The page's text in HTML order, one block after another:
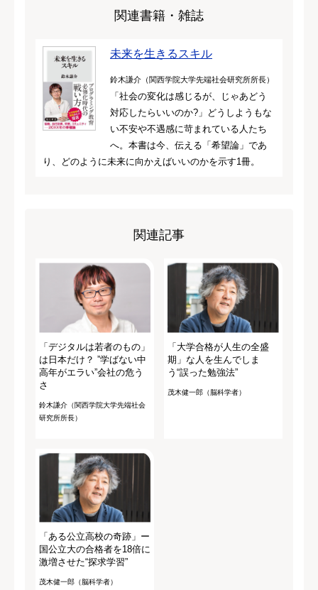
関連書籍・雑誌
未来を生きるスキル
鈴木謙介（関西学院大学先端社会研究所所長）
「社会の変化は感じるが、じゃあどう
対応したらいいのか?」どうしようもな
い不安や不遇感に苛まれている人たち
へ。本書は今、伝える「希望論」であ
り、どのように未来に向かえばいいのかを示す1冊。
関連記事
「デジタルは若者のもの」
は日本だけ？ ”学ばない中
高年がエラい”会社の危う
さ
鈴木謙介（関西学院大学先端社会
研究所所長）
「大学合格が人生の全盛
期」な人を生んでしま
う“誤った勉強法”
茂木健一郎（脳科学者）
「ある公立高校の奇跡」ー
国公立大の合格者を18倍に
激増させた“探求学習”
茂木健一郎（脳科学者）